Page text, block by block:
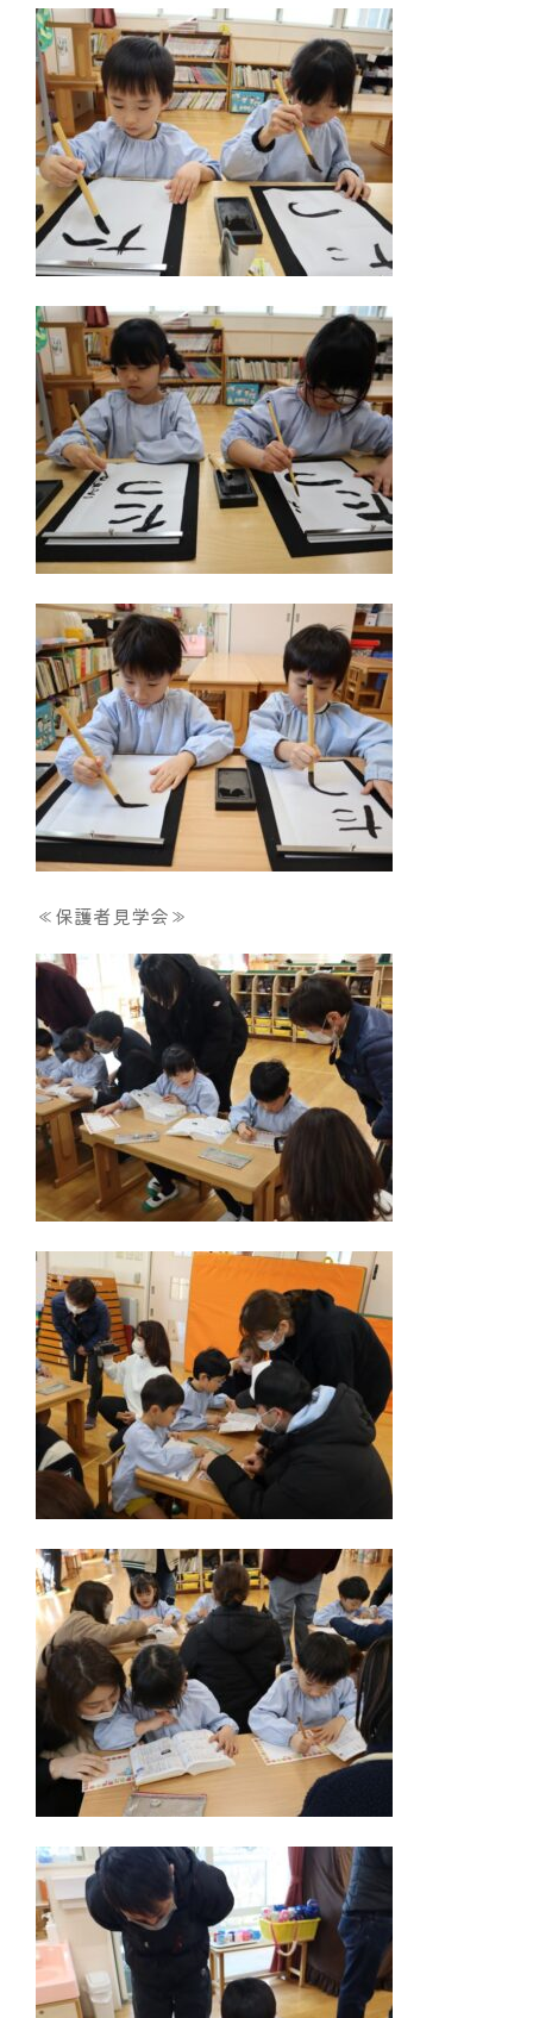
≪保護者見学会≫